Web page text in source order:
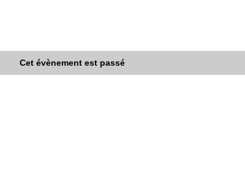
Cet évènement est passé